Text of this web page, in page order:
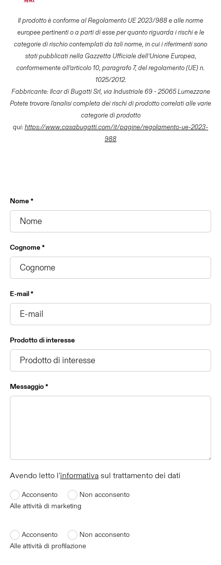
Il prodotto è conforme al Regolamento UE 2023/988 e alle norme
europee pertinenti o a parti di esse per quanto riguarda i rischi e le
categorie di rischio contemplati da tali norme, in cui i riferimenti sono
stati pubblicati nella Gazzetta Ufficiale dell’Unione Europea,
conformemente all’articolo 10, paragrafo 7, del regolamento (UE) n.
1025/2012.
Fabbricante: Ilcar di Bugatti Srl, via Industriale 69 - 25065 Lumezzane
Potete trovare l'analisi completa dei rischi di prodotto correlati alle varie
categorie di prodotto
qui:https://www.casabugatti.com/it/pagine/regolamento-ue-2023-
988
Nome *
Cognome *
E-mail *
Prodotto di interesse
Messaggio *
Avendo letto l'informativa sul trattamento dei dati
Acconsento
Non acconsento
Alle attività di marketing
Acconsento
Non acconsento
Alle attività di profilazione